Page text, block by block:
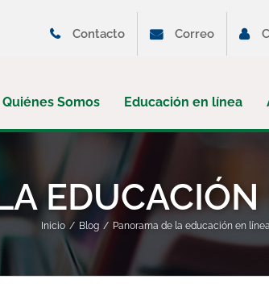
Contacto Correo
Quiénes Somos Educación en línea
Inicio Blog Panorama de la educación en